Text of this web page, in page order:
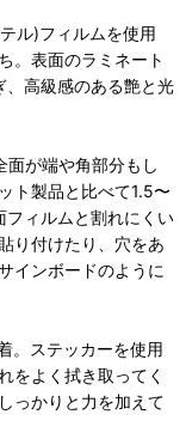
ル)フィルムを使用
。表面のラミネート
、高級感のある艶と光
が端や角部分もし
ト製品と比べて1.5〜
フィルムと割れにくい
り付けたり、穴をあ
インボードのように
。ステッカーを使用
をよく拭き取ってく
っかりと力を加えて